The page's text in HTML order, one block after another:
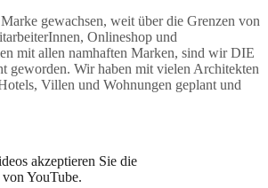
gewachsen, weit über die Grenzen von
Onlineshop und
mit allen namhaften Marken, sind wir DIE
geworden. Wir haben mit vielen Architekten
Villen und Wohnungen geplant und
akzeptieren Sie die
YouTube.